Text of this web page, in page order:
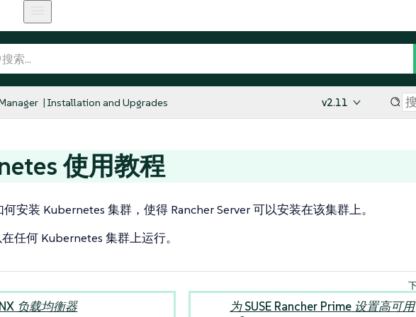
Installation and Upgrades v2.11
使用教程
安装 Kubernetes 集群，使得 Rancher Server 可以安装在该集群上。
任何 Kubernetes 集群上运行。
负载均衡器
为 SUSE Rancher Prime 设置高可用